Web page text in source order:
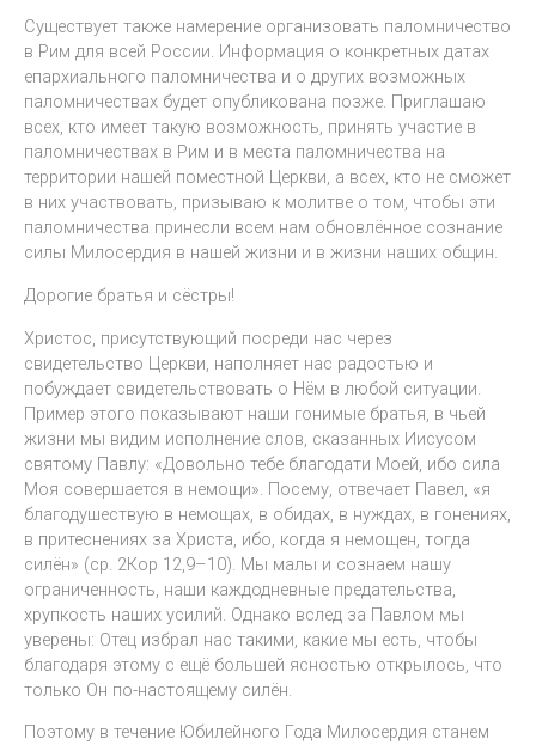
Существует также намерение организовать паломничество
в Рим для всей России. Информация о конкретных датах
епархиального паломничества и о других возможных
паломничествах будет опубликована позже. Приглашаю
всех, кто имеет такую возможность, принять участие в
паломничествах в Рим и в места паломничества на
территории нашей поместной Церкви, а всех, кто не сможет
в них участвовать, призываю к молитве о том, чтобы эти
паломничества принесли всем нам обновлённое сознание
силы Милосердия в нашей жизни и в жизни наших общин.
Дорогие братья и сёстры!
Христос, присутствующий посреди нас через
свидетельство Церкви, наполняет нас радостью и
побуждает свидетельствовать о Нём в любой ситуации.
Пример этого показывают наши гонимые братья, в чьей
жизни мы видим исполнение слов, сказанных Иисусом
святому Павлу: «Довольно тебе благодати Моей, ибо сила
Моя совершается в немощи». Посему, отвечает Павел, «я
благодушествую в немощах, в обидах, в нуждах, в гонениях,
в притеснениях за Христа, ибо, когда я немощен, тогда
силён» (ср. 2Кор 12,9–10). Мы малы и сознаем нашу
ограниченность, наши каждодневные предательства,
хрупкость наших усилий. Однако вслед за Павлом мы
уверены: Отец избрал нас такими, какие мы есть, чтобы
благодаря этому с ещё большей ясностью открылось, что
только Он по-настоящему силён.
Поэтому в течение Юбилейного Года Милосердия станем